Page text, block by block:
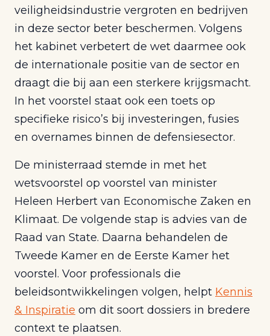
veiligheidsindustrie vergroten en bedrijven
in deze sector beter beschermen. Volgens
het kabinet verbetert de wet daarmee ook
de internationale positie van de sector en
draagt die bij aan een sterkere krijgsmacht.
In het voorstel staat ook een toets op
specifieke risico’s bij investeringen, fusies
en overnames binnen de defensiesector.
De ministerraad stemde in met het
wetsvoorstel op voorstel van minister
Heleen Herbert van Economische Zaken en
Klimaat. De volgende stap is advies van de
Raad van State. Daarna behandelen de
Tweede Kamer en de Eerste Kamer het
voorstel. Voor professionals die
beleidsontwikkelingen volgen, helpt Kennis
& Inspiratie om dit soort dossiers in bredere
context te plaatsen.